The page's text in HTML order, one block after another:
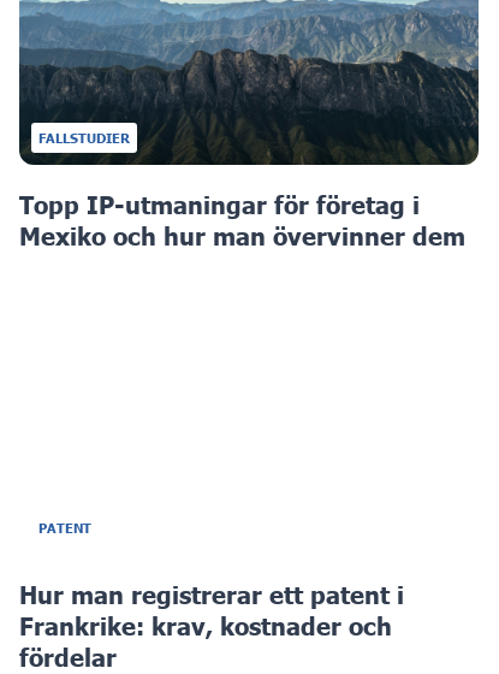
FALLSTUDIER
Topp IP-utmaningar för företag i
Mexiko och hur man övervinner dem
PATENT
Hur man registrerar ett patent i
Frankrike: krav, kostnader och
fördelar